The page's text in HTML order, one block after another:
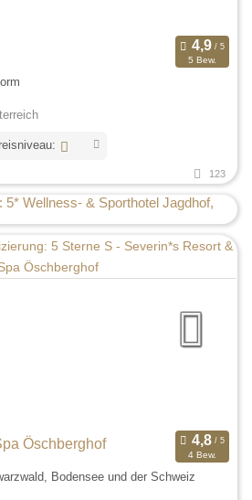
5 Bew.
123
Öschberghof
4 Bew.
Bodensee und der Schweiz